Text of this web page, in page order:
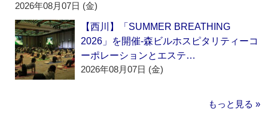
2026年08月07日 (金)
【西川】「SUMMER BREATHING
2026」を開催‐森ビルホスピタリティーコ
ーポレーションとエステ…
2026年08月07日 (金)
もっと見る »